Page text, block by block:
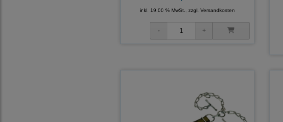
inkl. 19,00 % MwSt., zzgl. Versandkosten